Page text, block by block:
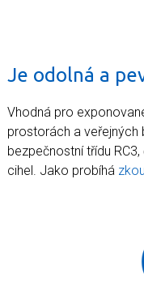
Je odolná a
Vhodná pro
prostorách a veřejných
bezpečnostní třídu
cihel. Jako probíhá